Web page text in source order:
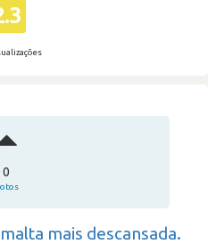
0
mais descansada.